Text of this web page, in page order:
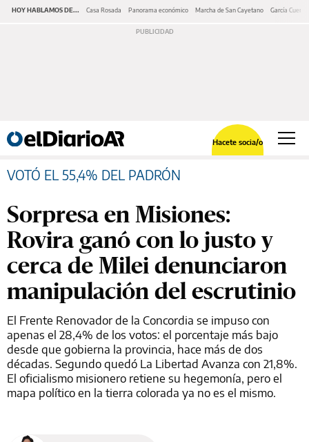
HOY HABLAMOS DE... Casa Rosada Panorama económico Marcha de San Cayetano García Cuerva
Hacete socia/o
VOTÓ EL 55,4% DEL PADRÓN
Sorpresa en Misiones:
Rovira ganó con lo justo y
cerca de Milei denunciaron
manipulación del escrutinio
El Frente Renovador de la Concordia se impuso con
apenas el 28,4% de los votos: el porcentaje más bajo
desde que gobierna la provincia, hace más de dos
décadas. Segundo quedó La Libertad Avanza con 21,8%.
El oficialismo misionero retiene su hegemonía, pero el
mapa político en la tierra colorada ya no es el mismo.